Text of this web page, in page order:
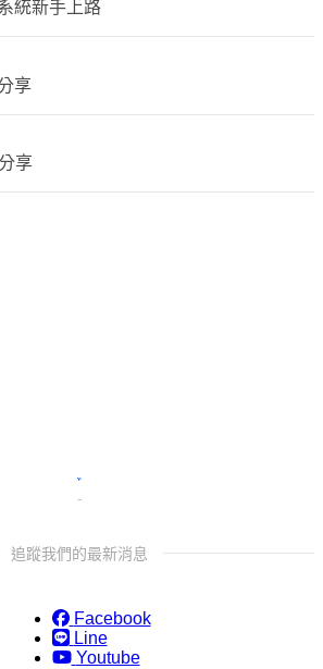
統新手上路
享
享
追蹤我們的最新消息
Facebook
Line
Youtube